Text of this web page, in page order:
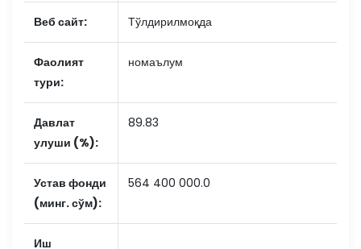
Веб сайт: Тўлдирилмоқда
Фаолият
тури:
номаълум
Давлат
улуши (%):
89.83
Устав фонди
(минг. сўм):
564 400 000.0
Иш